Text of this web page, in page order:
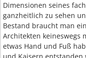
Dimensionen seines
ganzheitlich zu sehen
Bestand braucht man
Architekten keineswegs
etwas Hand und Fuß